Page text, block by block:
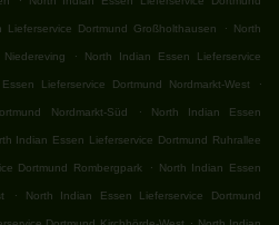
Lieferservice Dortmund Großholthausen . North
. North Indian Essen Lieferservice
Lieferservice Dortmund Nordmarkt-West .
Nordmarkt-Süd . North Indian Essen
Indian Essen Lieferservice Dortmund Ruhrallee
Dortmund Rombergpark . North Indian Essen
. North Indian Essen Lieferservice Dortmund
.